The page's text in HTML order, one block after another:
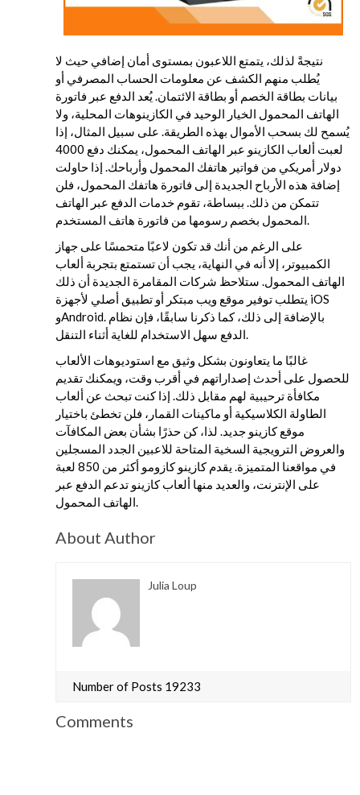
نتيجةً لذلك، يتمتع اللاعبون بمستوى أمان إضافي حيث لا
يُطلب منهم الكشف عن معلومات الحساب المصرفي أو
بيانات بطاقة الخصم أو بطاقة الائتمان. يُعد الدفع عبر فاتورة
الهاتف المحمول الخيار الوحيد في الكازينوهات المحلية، ولا
يُسمح لك بسحب الأموال بهذه الطريقة. على سبيل المثال، إذا
لعبت ألعاب الكازينو عبر الهاتف المحمول، يمكنك دفع 4000
دولار أمريكي من فواتير هاتفك المحمول وأرباحك. إذا حاولت
إضافة هذه الأرباح الجديدة إلى فاتورة هاتفك المحمول، فلن
تتمكن من ذلك. ببساطة، تقوم خدمات الدفع عبر الهاتف
على الرغم من أنك قد تكون لاعبًا متحمسًا على جهاز
الكمبيوتر، إلا أنه في النهاية، يجب أن تستمتع بتجربة ألعاب
الهاتف المحمول. ستلاحظ شركات المقامرة الجديدة أن ذلك
يتطلب توفير موقع ويب مبتكر أو تطبيق أصلي لأجهزة iOS
وAndroid. بالإضافة إلى ذلك، كما ذكرنا سابقًا، فإن نظام
غالبًا ما يتعاونون بشكل وثيق مع استوديوهات الألعاب
للحصول على أحدث إصداراتهم في أقرب وقت، ويمكنك تقديم
مكافأة ترحيبية لهم مقابل ذلك. إذا كنت تبحث عن ألعاب
الطاولة الكلاسيكية أو ماكينات القمار، فلن تخطئ باختيار
موقع كازينو جديد. لذا، كن حذرًا بشأن بعض المكافآت
والعروض الترويجية السخية المتاحة للاعبين الجدد المسجلين
في مواقعنا المتميزة. يقدم كازينو كازومو أكثر من 850 لعبة
على الإنترنت، والعديد منها ألعاب كازينو تدعم الدفع عبر
About Author
Julia Loup
Number of Posts 19233
Comments